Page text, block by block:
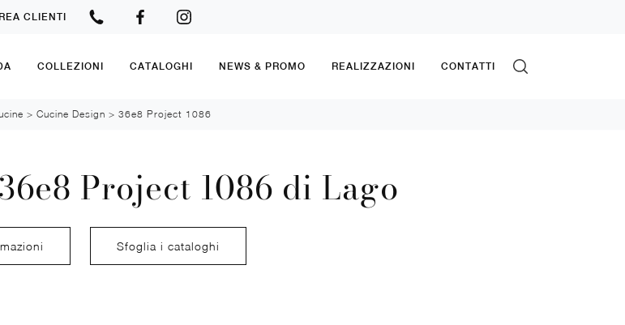
CLIENTI
COLLEZIONI CATALOGHI NEWS & PROMO REALIZZAZIONI CONTATTI
> Cucine Design > 36e8 Project 1086
Project 1086 di Lago
Sfoglia i cataloghi